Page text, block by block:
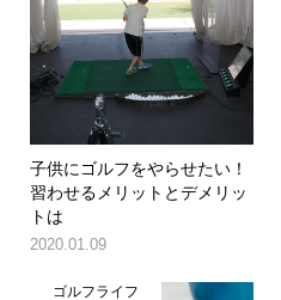
子供にゴルフをやらせたい！
習わせるメリットとデメリッ
トは
2020.01.09
ゴルフライフ